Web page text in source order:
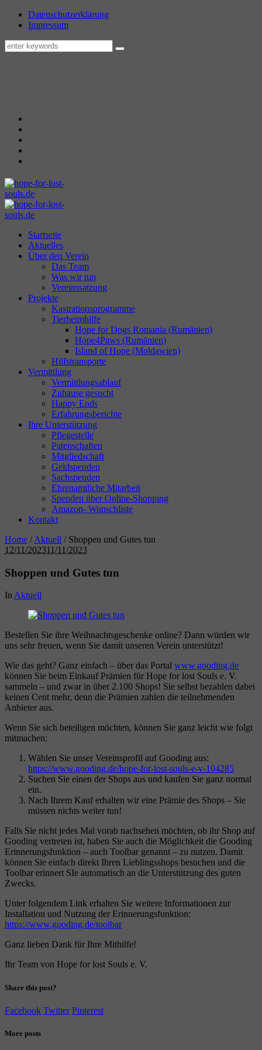
Datenschutzerklärung
Impressum
Startseite
Aktuelles
Über den Verein
Das Team
Was wir tun
Vereinssatzung
Projekte
Kastrationsprogramme
Tierheimhilfe
Hope for Dogs Romania (Rumänien)
Hope4Paws (Rumänien)
Island of Hope (Moldawien)
Hilfstransporte
Vermittlung
Vermittlungsablauf
Zuhause gesucht
Happy Ends
Erfahrungsberichte
Ihre Unterstützung
Pflegestelle
Patenschaften
Mitgliedschaft
Geldspenden
Sachspenden
Ehrenamtliche Mitarbeit
Spenden über Online-Shopping
Amazon- Wunschliste
Kontakt
Home /Aktuell / Shoppen und Gutes tun
12/11/202311/11/2023
Shoppen und Gutes tun
InAktuell
Bestellen Sie ihre Weihnachtsgeschenke online? Dann würden wir
uns sehr freuen, wenn Sie damit unseren Verein unterstützt!
Wie das geht? Ganz einfach – über das Portal www.gooding.de
können Sie beim Einkauf Prämien für Hope for lost Souls e. V.
sammeln – und zwar in über 2.100 Shops! Sie selbst bezahlen dabei
keinen Cent mehr, denn die Prämien zahlen die teilnehmenden
Anbieter aus.
Wenn Sie sich beteiligen möchten, können Sie ganz leicht wie folgt
mitmachen:
Wählen Sie unser Vereinsprofil auf Gooding aus:
https://www.gooding.de/hope-for-lost-souls-e-v-104285
Suchen Sie einen der Shops aus und kaufen Sie ganz normal
ein.
Nach Ihrem Kauf erhalten wir eine Prämie des Shops – Sie
müssen nichts weiter tun!
Falls Sie nicht jedes Mal vorab nachsehen möchten, ob ihr Shop auf
Gooding vertreten ist, haben Sie auch die Möglichkeit die Gooding
Erinnerungsfunktion – auch Toolbar genannt – zu nutzen. Damit
können Sie einfach direkt Ihren Lieblingsshops besuchen und die
Toolbar erinnert SIe automatisch an die Unterstützung des guten
Zwecks.
Unter folgendem Link erhalten Sie weitere Informationen zur
Installation und Nutzung der Erinnerungsfunktion:
https://www.gooding.de/toolbar
Ganz lieben Dank für Ihre Mithilfe!
Ihr Team von Hope for lost Souls e. V.
Share this post?
Facebook Twitter Pinterest
More posts